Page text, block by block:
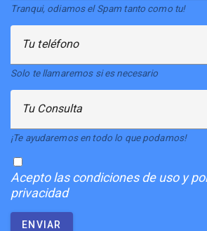
Tranqui, odiamos el Spam tanto como tu!
Tu teléfono
Solo te llamaremos si es necesario
Tu Consulta
¡Te ayudaremos en todo lo que podamos!
Aceptolas condiciones de uso y
privacidad
ENVIAR